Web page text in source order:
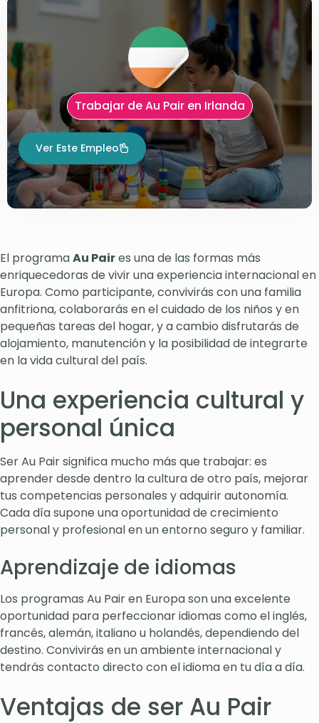
Trabajar de Au Pair en Irlanda
Ver Este Empleo
El programaAu Paires una de las formas más
enriquecedoras de vivir una experiencia internacional en
Europa. Como participante, convivirás con una familia
anfitriona, colaborarás en el cuidado de los niños y en
pequeñas tareas del hogar, y a cambio disfrutarás de
alojamiento, manutención y la posibilidad de integrarte
en la vida cultural del país.
Una experiencia cultural y
personal única
Ser Au Pair significa mucho más que trabajar: es
aprender desde dentro la cultura de otro país, mejorar
tus competencias personales y adquirir autonomía.
Cada día supone una oportunidad de crecimiento
personal y profesional en un entorno seguro y familiar.
Aprendizaje de idiomas
Los programas Au Pair en Europa son una excelente
oportunidad para perfeccionar idiomas como el inglés,
francés, alemán, italiano u holandés, dependiendo del
destino. Convivirás en un ambiente internacional y
tendrás contacto directo con el idioma en tu día a día.
Ventajas de ser Au Pair